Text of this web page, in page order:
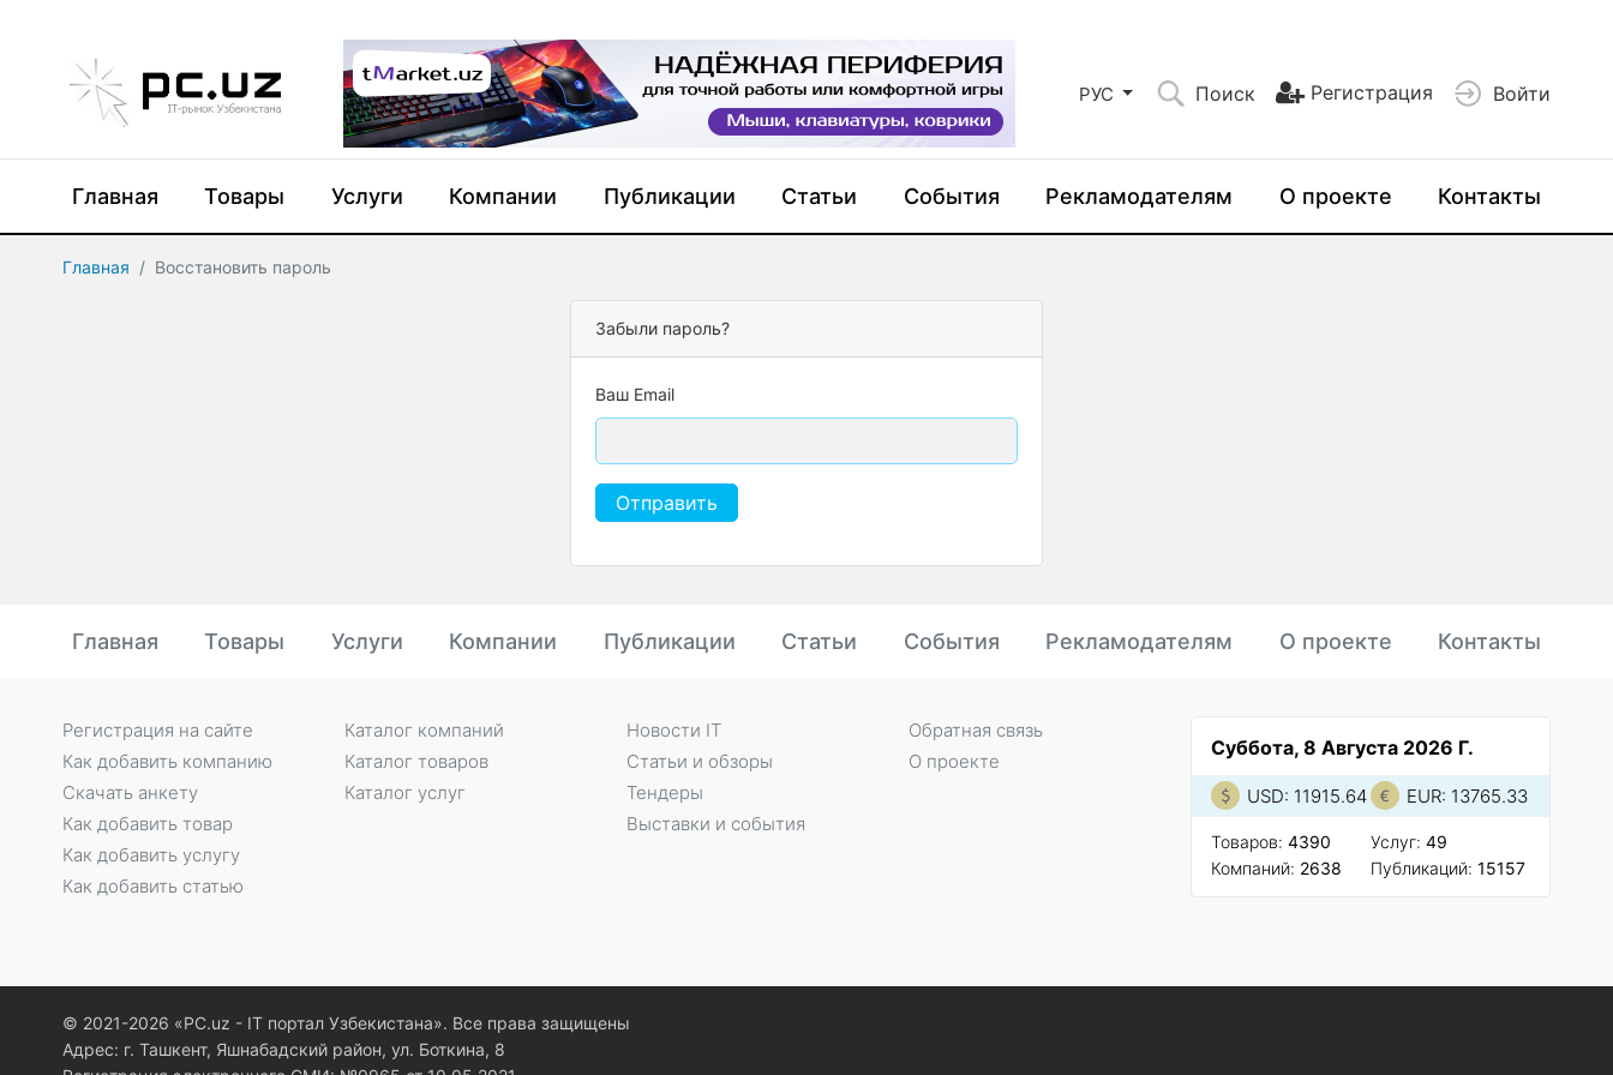
РУС Поиск Регистрация Войти
Главная Товары Услуги Компании Публикации Статьи События Рекламодателям О проекте Контакты
Главная Восстановить пароль
Забыли пароль?
Ваш Email
Отправить
Главная Товары Услуги Компании Публикации Статьи События Рекламодателям О проекте Контакты
Суббота, 8 Августа 2026 Г.
USD: 11915.64 EUR: 13765.33
Товаров: 4390
Компаний: 2638
Услуг: 49
Публикаций: 15157
Регистрация на сайте
Как добавить компанию
Скачать анкету
Как добавить товар
Как добавить услугу
Как добавить статью
Каталог компаний
Каталог товаров
Каталог услуг
Новости IT
Статьи и обзоры
Тендеры
Выставки и события
Обратная связь
О проекте
© 2021-2026 «PC.uz - IT портал Узбекистана». Все права защищены
Адрес: г. Ташкент, Яшнабадский район, ул. Боткина, 8